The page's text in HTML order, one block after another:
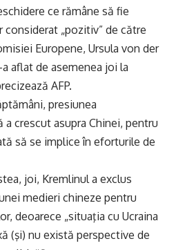
ce rămâne să fie
considerat „pozitiv” de către
Europene, Ursula von der
a aflat de asemenea joi la
AFP.
presiunea
a crescut asupra Chinei, pentru
să se implice în eforturile de
joi, Kremlinul a exclus
medieri chineze pentru
deoarece „situaţia cu Ucraina
(şi) nu există perspective de